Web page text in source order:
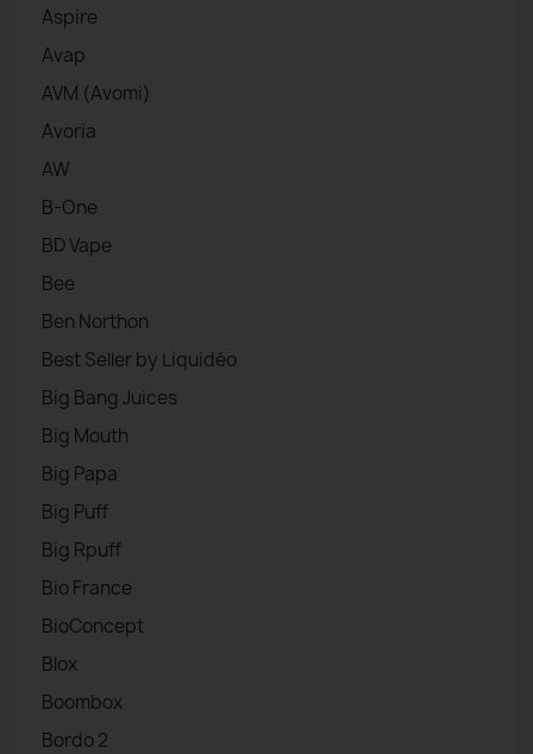
Aspire
Avap
AVM (Avomi)
Avoria
AW
B-One
BD Vape
Bee
Ben Northon
Best Seller by Liquidéo
Big Bang Juices
Big Mouth
Big Papa
Big Puff
Big Rpuff
Bio France
BioConcept
Blox
Boombox
Bordo 2